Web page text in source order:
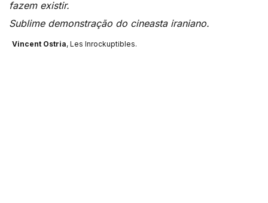
fazem existir.
Sublime demonstração do cineasta iraniano.
Vincent Ostria, Les Inrockuptibles.